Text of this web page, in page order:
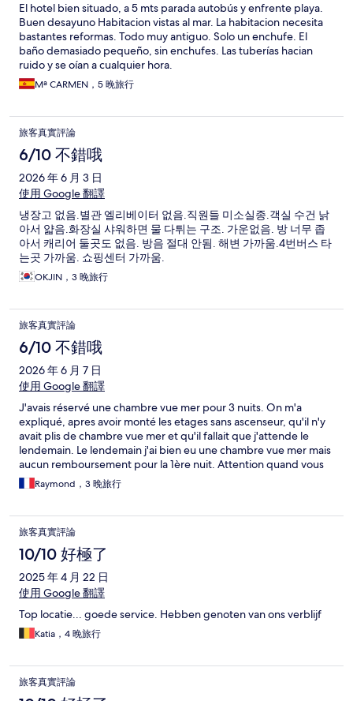
El hotel bien situado, a 5 mts parada autobús y enfrente playa.
Buen desayuno Habitacion vistas al mar. La habitacion necesita
bastantes reformas. Todo muy antiguo. Solo un enchufe. El
baño demasiado pequeño, sin enchufes. Las tuberías hacian
ruido y se oían a cualquier hora.
Mª CARMEN，5 晚旅行
旅客真實評論
6/10 不錯哦
2026 年 6 月 3 日
使用 Google 翻譯
냉장고 없음.별관 엘리베이터 없음.직원들 미소실종.객실 수건 낡
아서 얇음.화장실 샤워하면 물 다튀는 구조. 가운없음. 방 너무 좁
아서 캐리어 둘곳도 없음. 방음 절대 안됨. 해변 가까움.4번버스 타
는곳 가까움. 쇼핑센터 가까움.
OKJIN，3 晚旅行
旅客真實評論
6/10 不錯哦
2026 年 6 月 7 日
使用 Google 翻譯
J'avais réservé une chambre vue mer pour 3 nuits. On m'a
expliqué, apres avoir monté les etages sans ascenseur, qu'il n'y
avait plis de chambre vue mer et qu'il fallait que j'attende le
lendemain. Le lendemain j'ai bien eu une chambre vue mer mais
aucun remboursement pour la 1ère nuit. Attention quand vous
réservez l'annexe n'est pas l'hôtel. Il faut sortir dans la rue pout
le rejoindre.
Raymond，3 晚旅行
旅客真實評論
10/10 好極了
2025 年 4 月 22 日
使用 Google 翻譯
Top locatie... goede service. Hebben genoten van ons verblijf
Katia，4 晚旅行
旅客真實評論